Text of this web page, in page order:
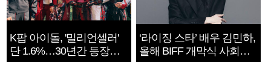
K팝 아이돌, '밀리언셀러'
단 1.6%…30년간 등장
1182개팀 전수조사
‘라이징 스타’ 배우 김민하,
올해 BIFF 개막식 사회자
확정